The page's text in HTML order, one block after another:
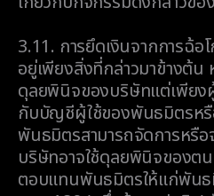
3.11. การยึดเงินจากการฉ้
อยู่เพียงสิ่งที่กล่าวมาข้างต้
ดุลยพินิจของบริษัทแต่เพียงผู้
กับบัญชีผู้ใช้ของพันธมิตรห
พันธมิตรสามารถจัดการหรื
บริษัทอาจใช้ดุลยพินิจของตน
ตอบแทนพันธมิตรให้แก่พันธ